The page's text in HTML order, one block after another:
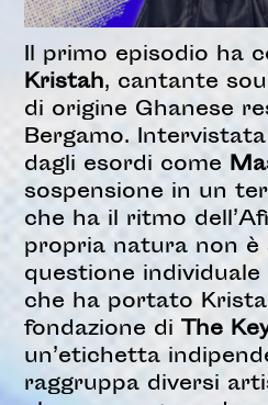
Il primo episodio ha
Kristah, cantante
di origine Ghanese
Bergamo.
dagli esordi come
sospensione in un
che ha il ritmo
propria natura non è
questione
che ha portato
fondazione diThe
un’etichetta
raggruppa diversi